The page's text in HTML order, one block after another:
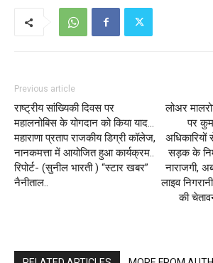
Previous article
राष्ट्रीय सांख्यिकी दिवस पर
महालनोबिस के योगदान को किया याद…
महाराणा प्रताप राजकीय डिग्री कॉलेज,
नानकमत्ता में आयोजित हुआ कार्यक्रम..
रिपोर्ट- (सुनील भारती ) “स्टार खबर”
नैनीताल..
लोअर
पर
सड़क के
नाराजगी,
लाइव
की